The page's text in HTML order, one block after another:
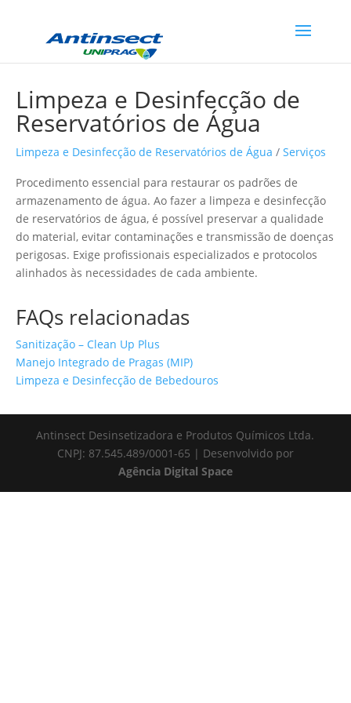
Limpeza e Desinfecção de
Reservatórios de Água
Limpeza e Desinfecção de Reservatórios de Água / Serviços
Procedimento essencial para restaurar os padrões de
armazenamento de água. Ao fazer a limpeza e desinfecção
de reservatórios de água, é possível preservar a qualidade
do material, evitar contaminações e transmissão de doenças
perigosas. Exige profissionais especializados e protocolos
alinhados às necessidades de cada ambiente.
FAQs relacionadas
Sanitização – Clean Up Plus
Manejo Integrado de Pragas (MIP)
Limpeza e Desinfecção de Bebedouros
Antinsect Desinsetizadora e Produtos Químicos Ltda.
CNPJ: 87.545.489/0001-65 | Desenvolvido por
Agência Digital Space